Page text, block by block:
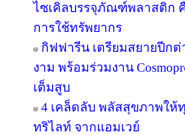
ไซเคิลบรรจุภัณฑ์พลาสติก
การใช้ทรัพยากร
กิฟฟารีน เตรียมสยายปีกต่
งาม พร้อมร่วมงาน
เต็มสูบ
4 เคล็ดลับ พลัสสุขภาพให้
ทริไลท์ จากแอมเวย์